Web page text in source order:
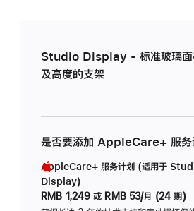
Studio Display - 标准玻璃面
及高度的支架
是否要添加 AppleCare+ 服务
AppleCare+ 服务计划 (适用于
Display)
RMB 1,249 或 RMB 53/月 (24 期)